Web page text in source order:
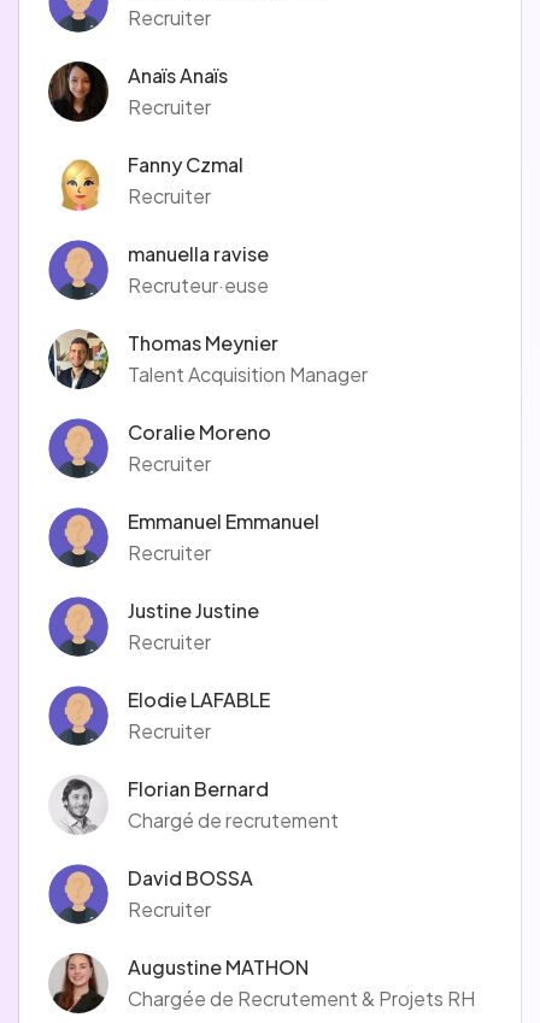
Recruiter
Anaïs Anaïs
Recruiter
Fanny Czmal
Recruiter
manuella ravise
Recruteur·euse
Thomas Meynier
Talent Acquisition Manager
Coralie Moreno
Recruiter
Emmanuel Emmanuel
Recruiter
Justine Justine
Recruiter
Elodie LAFABLE
Recruiter
Florian Bernard
Chargé de recrutement
David BOSSA
Recruiter
Augustine MATHON
Chargée de Recrutement & Projets RH